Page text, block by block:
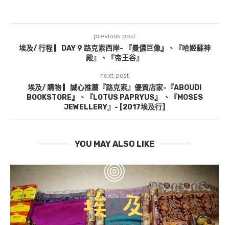
previous post
埃及/ 行程 ▎DAY 9 路克索西岸- 『曼儂巨像』、『哈姬蘇神
殿』、『帝王谷』
next post
埃及/ 購物 ▎誠心推薦『路克索』優質店家-『ABOUDI
BOOKSTORE』、『LOTUS PAPRYUS』 、『MOSES
JEWELLERY』- [2017埃及行]
YOU MAY ALSO LIKE